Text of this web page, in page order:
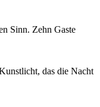
Sinn. Zehn Gaste
das die Nacht